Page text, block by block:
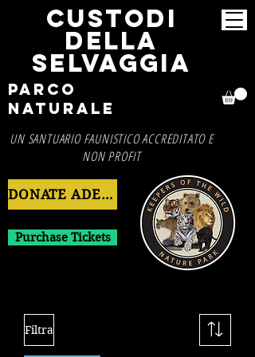
CUSTODI
DELLA
SELVAGGIA
Parco
Naturale
UN SANTUARIO FAUNISTICO ACCREDITATO E
NON PROFIT
DONATE ADESSO
Purchase Tickets
Filtra